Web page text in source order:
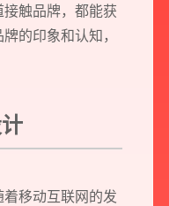
触品牌，都能获
的印象和认知，
着移动互联网的发